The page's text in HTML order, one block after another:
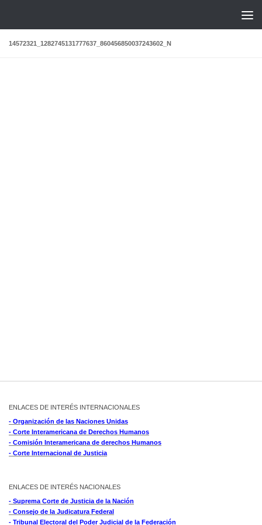
14572321_1282745131777637_860456850037243602_N
ENLACES DE INTERÉS INTERNACIONALES
- Organización de las Naciones Unidas
- Corte Interamericana de Derechos Humanos
- Comisión Interamericana de derechos Humanos
- Corte Internacional de Justicia
ENLACES DE INTERÉS NACIONALES
- Suprema Corte de Justicia de la Nación
- Consejo de la Judicatura Federal
- Tribunal Electoral del Poder Judicial de la Federación